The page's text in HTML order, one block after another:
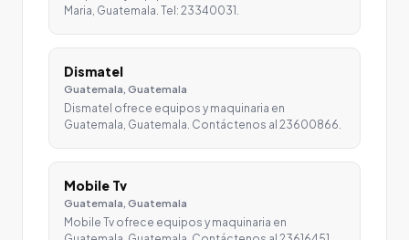
Maria, Guatemala. Tel: 23340031.
Dismatel
Guatemala, Guatemala
Dismatel ofrece equipos y maquinaria en
Guatemala, Guatemala. Contáctenos al 23600866.
Mobile Tv
Guatemala, Guatemala
Mobile Tv ofrece equipos y maquinaria en